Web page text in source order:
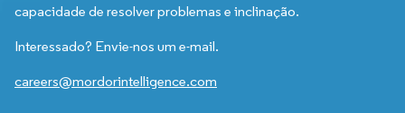
capacidade de resolver problemas e inclinação.
Interessado? Envie-nos um e-mail.
careers@mordorintelligence.com